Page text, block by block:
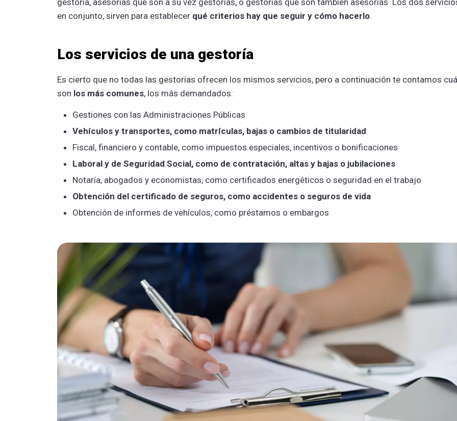
gestoría, asesorías que son a su vez gestorías, o gestorías que son también asesorías. Los dos
en conjunto, sirven para establecer qué criterios hay que seguir y cómo hacerlo.
Los servicios de una gestoría
Es cierto que no todas las gestorías ofrecen los mismos servicios, pero a continuación te contamos
son los más comunes, los más demandados:
Gestiones con las Administraciones Públicas
Vehículos y transportes, como matrículas, bajas o cambios de titularidad
Fiscal, financiero y contable, como impuestos especiales, incentivos o bonificaciones
Laboral y de Seguridad Social, como de contratación, altas y bajas o jubilaciones
Notaría, abogados y economistas, como certificados energéticos o seguridad en el trabajo
Obtención del certificado de seguros, como accidentes o seguros de vida
Obtención de informes de vehículos, como préstamos o embargos